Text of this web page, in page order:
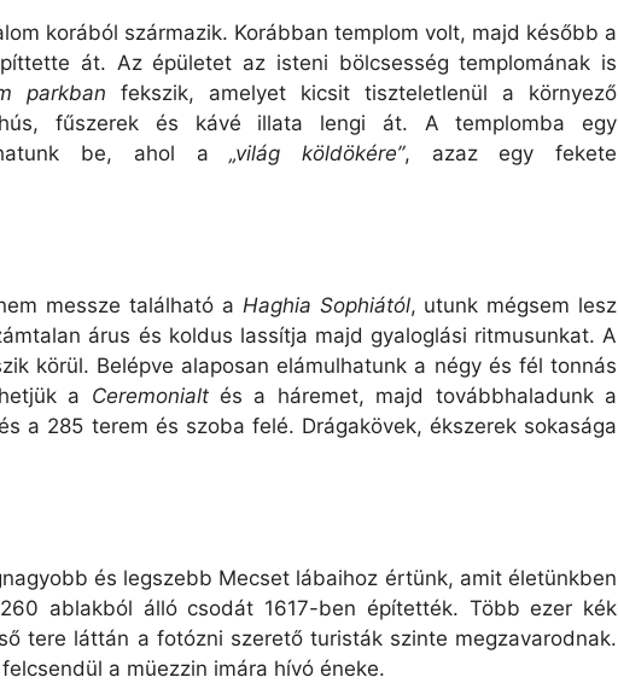
korából származik. Korábban templom volt, majd később a
át. Az épületet az isteni bölcsesség templomának is
parkban fekszik, amelyet kicsit tiszteletlenül a környező
fűszerek és kávé illata lengi át. A templomba egy
be, ahol a„világ köldökére”, azaz egy fekete
messze található a Haghia Sophiától, utunk mégsem lesz
árus és koldus lassítja majd gyaloglási ritmusunkat. A
körül. Belépve alaposan elámulhatunk a négy és fél tonnás
a Ceremonialtés a háremet, majd továbbhaladunk a
a 285 terem és szoba felé. Drágakövek, ékszerek sokasága
és legszebb Mecset lábaihoz értünk, amit életünkben
ablakból álló csodát 1617-ben építették. Több ezer kék
tere láttán a fotózni szerető turisták szinte megzavarodnak.
a müezzin imára hívó éneke.